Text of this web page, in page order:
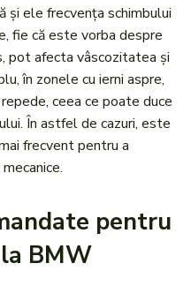
și ele frecvența schimbului
fie că este vorba despre
pot afecta vâscozitatea și
în zonele cu ierni aspre,
ceea ce poate duce
În astfel de cazuri, este
frecvent pentru a
pentru
BMW